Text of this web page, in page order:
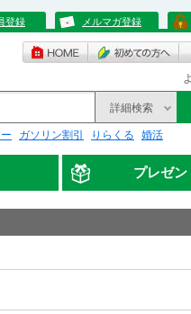
登録 メルマガ登録
詳細検索
ガソリン割引 りらくる 婚活
プレゼン